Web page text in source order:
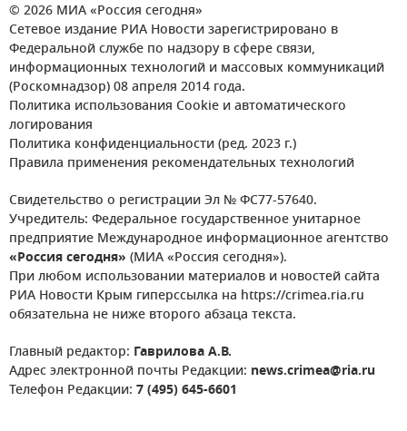
© 2026 МИА «Россия сегодня»
Сетевое издание РИА Новости зарегистрировано в
Федеральной службе по надзору в сфере связи,
информационных технологий и массовых коммуникаций
(Роскомнадзор) 08 апреля 2014 года.
Политика использования Cookie и автоматического
логирования
Политика конфиденциальности (ред. 2023 г.)
Правила применения рекомендательных технологий
Свидетельство о регистрации Эл № ФС77-57640.
Учредитель: Федеральное государственное унитарное
предприятие Международное информационное агентство
«Россия сегодня» (МИА «Россия сегодня»).
При любом использовании материалов и новостей сайта
РИА Новости Крым гиперссылка на https://crimea.ria.ru
обязательна не ниже второго абзаца текста.
Главный редактор: Гаврилова А.В.
Адрес электронной почты Редакции: news.crimea@ria.ru
Телефон Редакции: 7 (495) 645-6601